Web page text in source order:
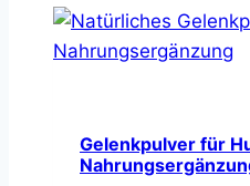
für
3
Gelenkpulver für